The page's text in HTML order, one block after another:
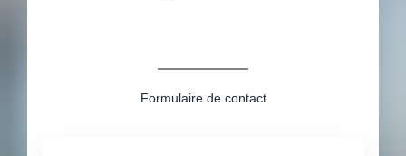
Formulaire de contact